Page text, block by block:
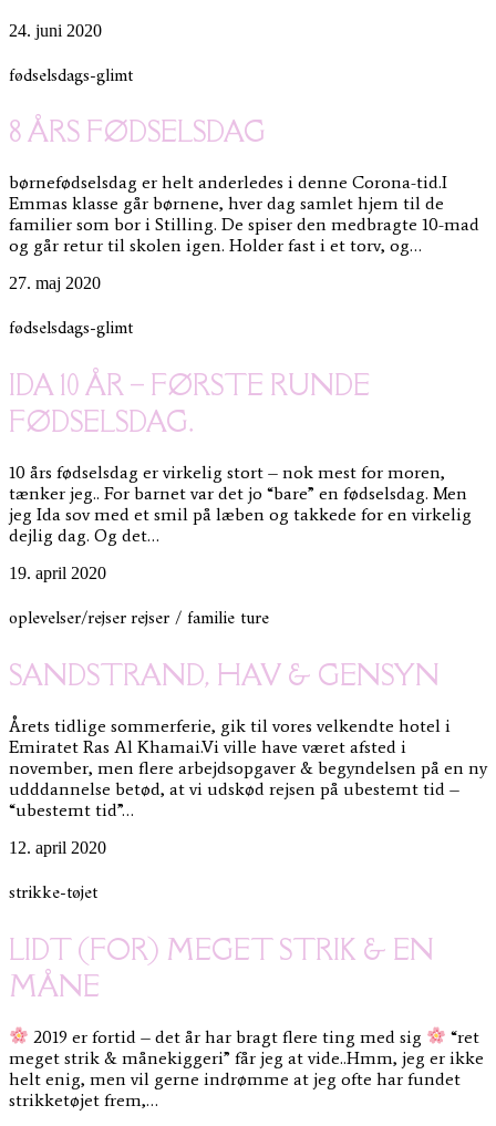
24. juni 2020
fødselsdags-glimt
8 ÅRS FØDSELSDAG
børnefødselsdag er helt anderledes i denne Corona-tid.I
Emmas klasse går børnene, hver dag samlet hjem til de
familier som bor i Stilling. De spiser den medbragte 10-mad
og går retur til skolen igen. Holder fast i et torv, og…
27. maj 2020
fødselsdags-glimt
IDA 10 ÅR – FØRSTE RUNDE
FØDSELSDAG.
10 års fødselsdag er virkelig stort – nok mest for moren,
tænker jeg.. For barnet var det jo “bare” en fødselsdag. Men
jeg Ida sov med et smil på læben og takkede for en virkelig
dejlig dag. Og det…
19. april 2020
oplevelser/rejserrejser / familie ture
SANDSTRAND, HAV & GENSYN
Årets tidlige sommerferie, gik til vores velkendte hotel i
Emiratet Ras Al Khamai.Vi ville have været afsted i
november, men flere arbejdsopgaver & begyndelsen på en ny
udddannelse betød, at vi udskød rejsen på ubestemt tid –
“ubestemt tid”…
12. april 2020
strikke-tøjet
LIDT (FOR) MEGET STRIK & EN
MÅNE
2019 er fortid – det år har bragt flere ting med sig
“ret
meget strik & månekiggeri” får jeg at vide..Hmm, jeg er ikke
helt enig, men vil gerne indrømme at jeg ofte har fundet
strikketøjet frem,…